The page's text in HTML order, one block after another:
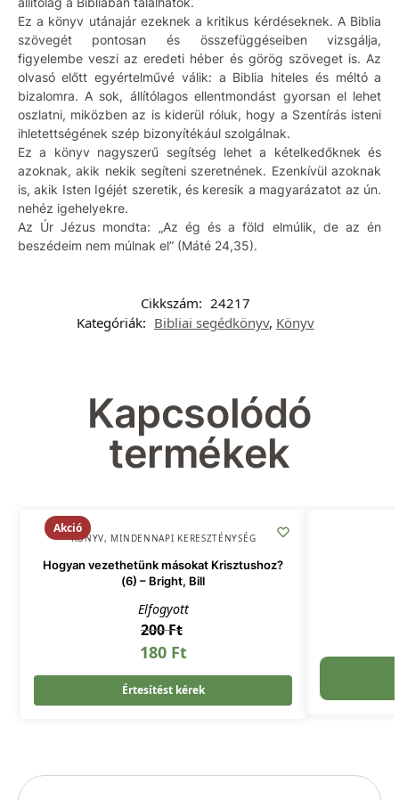
Ez a könyv utánajár ezeknek a kritikus kérdéseknek. A Biblia
szövegét pontosan és összefüggéseiben vizsgálja,
figyelembe veszi az eredeti héber és görög szöveget is. Az
olvasó előtt egyértelművé válik: a Biblia hiteles és méltó a
bizalomra. A sok, állítólagos ellentmondást gyorsan el lehet
oszlatni, miközben az is kiderül róluk, hogy a Szentírás isteni
ihletettségének szép bizonyítékául szolgálnak.
Ez a könyv nagyszerű segítség lehet a kételkedőknek és
azoknak, akik nekik segíteni szeretnének. Ezenkívül azoknak
is, akik Isten Igéjét szeretik, és keresik a magyarázatot az ún.
nehéz igehelyekre.
Az Úr Jézus mondta: „Az ég és a föld elmúlik, de az én
beszédeim nem múlnak el” (Máté 24,35).
Cikkszám: 24217
Kategóriák: Bibliai segédkönyv, Könyv
Kapcsolódó
termékek
Akció
KÖNYV, MINDENNAPI KERESZTÉNYSÉG
Hogyan vezethetünk másokat Krisztushoz?
(6) – Bright, Bill
Elfogyott
200Ft
180 Ft
Értesítést kérek